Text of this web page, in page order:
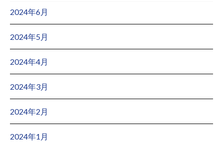
2024年6月
2024年5月
2024年4月
2024年3月
2024年2月
2024年1月